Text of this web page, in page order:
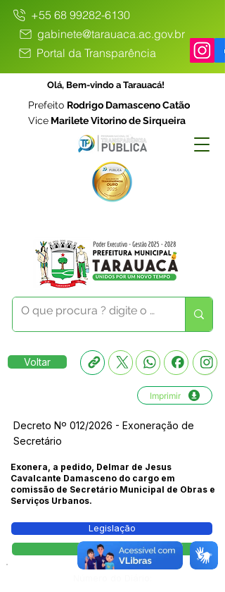
+55 68 99282-6130
gabinete@tarauaca.ac.gov.br
Portal da Transparência
Olá, Bem-vindo a Tarauacá!
Prefeito Rodrigo Damasceno Catão
Vice Marilete Vitorino de Sirqueira
Voltar
Imprimir
Decreto Nº 012/2026 - Exoneração de
Secretário
Exonera, a pedido, Delmar de Jesus
Cavalcante Damasceno do cargo em
comissão de Secretário Municipal de Obras e
Serviços Urbanos.
Legislação
Decreto